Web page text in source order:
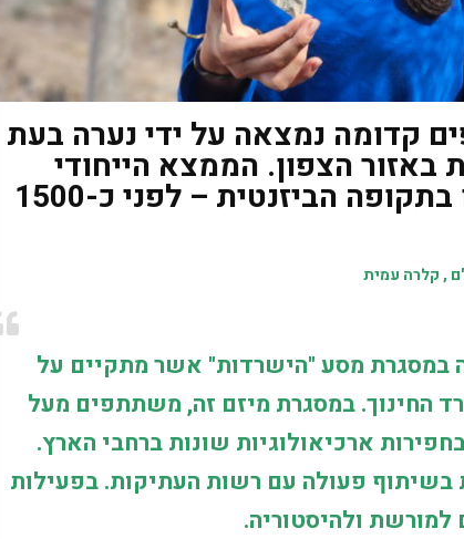
קדומה נמצאה על ידי נערה בעת
באזור הצפון. הממצא הייחודי
נבדק ונמצא מקורו בתקופה הביזנטית – לפני כ-1500
, קלרה עמית
במסגרת מסע "הישרדות" אשר מתקיים על
החינוך. במסגרת מיזם זה, משתתפים מעל
ארכיאולוגיות שונות ברחבי הארץ.
בשיתוף פעולה עם רשות העתיקות. בפעילות
ולהיסטוריה.